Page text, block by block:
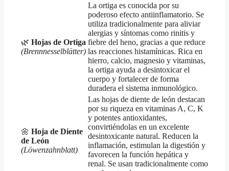
🌿 Hojas de Ortiga
(Brennnesselblätter)
La ortiga es conocida por su
poderoso efecto antiinflamatorio. Se
utiliza tradicionalmente para aliviar
alergias y síntomas como rinitis y
fiebre del heno, gracias a que reduce
las reacciones histamínicas. Rica en
hierro, calcio, magnesio y vitaminas,
la ortiga ayuda a desintoxicar el
cuerpo y fortalecer de forma
duradera el sistema inmunológico.
🌼 Hoja de Diente
de León
(Löwenzahnblatt)
Las hojas de diente de león destacan
por su riqueza en vitaminas A, C, K
y potentes antioxidantes,
convirtiéndolas en un excelente
desintoxicante natural. Reducen la
inflamación, estimulan la digestión y
favorecen la función hepática y
renal. Se usan tradicionalmente como